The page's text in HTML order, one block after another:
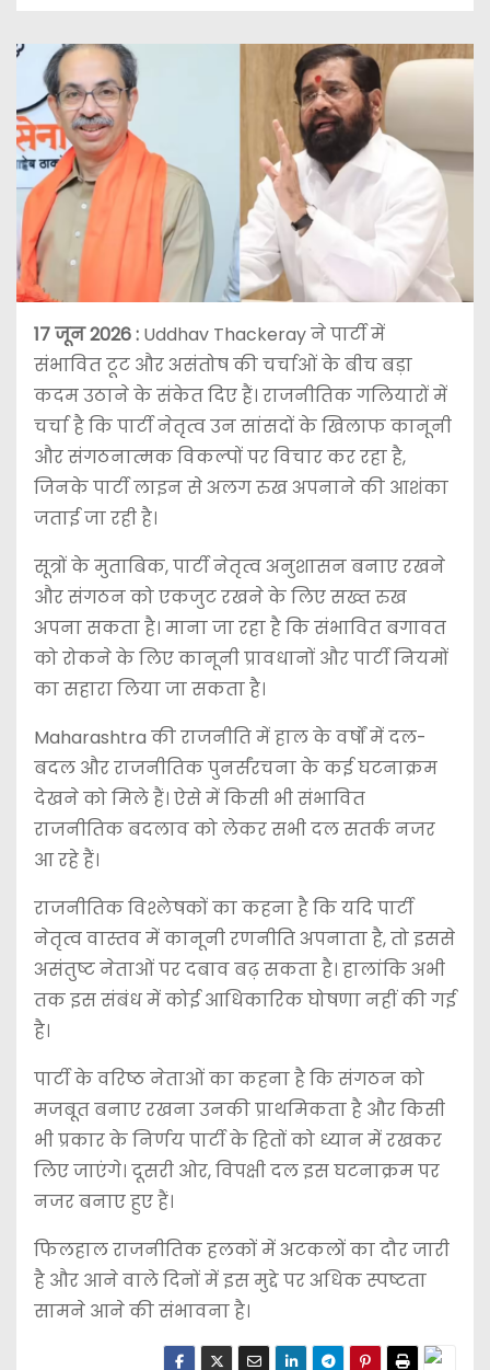
17 जून 2026: Uddhav Thackeray ने पार्टी में
संभावित टूट और असंतोष की चर्चाओं के बीच बड़ा
कदम उठाने के संकेत दिए हैं। राजनीतिक गलियारों में
चर्चा है कि पार्टी नेतृत्व उन सांसदों के खिलाफ कानूनी
और संगठनात्मक विकल्पों पर विचार कर रहा है,
जिनके पार्टी लाइन से अलग रुख अपनाने की आशंका
जताई जा रही है।
सूत्रों के मुताबिक, पार्टी नेतृत्व अनुशासन बनाए रखने
और संगठन को एकजुट रखने के लिए सख्त रुख
अपना सकता है। माना जा रहा है कि संभावित बगावत
को रोकने के लिए कानूनी प्रावधानों और पार्टी नियमों
का सहारा लिया जा सकता है।
Maharashtra की राजनीति में हाल के वर्षों में दल-
बदल और राजनीतिक पुनर्संरचना के कई घटनाक्रम
देखने को मिले हैं। ऐसे में किसी भी संभावित
राजनीतिक बदलाव को लेकर सभी दल सतर्क नजर
आ रहे हैं।
राजनीतिक विश्लेषकों का कहना है कि यदि पार्टी
नेतृत्व वास्तव में कानूनी रणनीति अपनाता है, तो इससे
असंतुष्ट नेताओं पर दबाव बढ़ सकता है। हालांकि अभी
तक इस संबंध में कोई आधिकारिक घोषणा नहीं की गई
है।
पार्टी के वरिष्ठ नेताओं का कहना है कि संगठन को
मजबूत बनाए रखना उनकी प्राथमिकता है और किसी
भी प्रकार के निर्णय पार्टी के हितों को ध्यान में रखकर
लिए जाएंगे। दूसरी ओर, विपक्षी दल इस घटनाक्रम पर
नजर बनाए हुए हैं।
फिलहाल राजनीतिक हलकों में अटकलों का दौर जारी
है और आने वाले दिनों में इस मुद्दे पर अधिक स्पष्टता
सामने आने की संभावना है।